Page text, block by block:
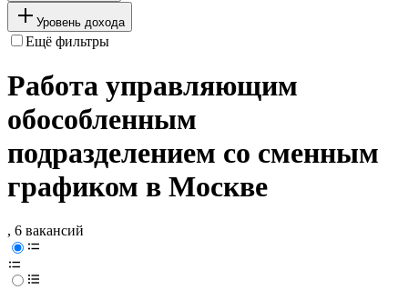
Уровень дохода
Ещё фильтры
Работа управляющим
обособленным
подразделением со сменным
графиком в Москве
, 6 вакансий